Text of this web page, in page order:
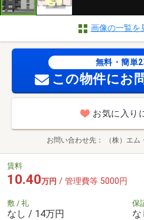
画像の一覧を
無料・簡単2
この物件にお
お気に入り
お問い合わせ先 （株）エ
賃料
10.40万円 / 管理費等 5000円
敷 / 礼
なし / 14万円
保
な